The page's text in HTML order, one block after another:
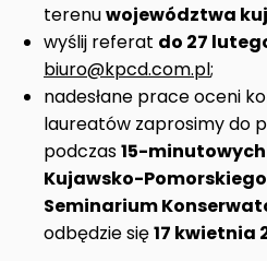
terenuwojewództwa
wyślij referat do 27
biuro@kpcd.com.pl;
nadesłane prace oceni
laureatów zaprosimy do
podczas15-
Kujawsko-
Seminarium
odbędzie się17 kwietnia